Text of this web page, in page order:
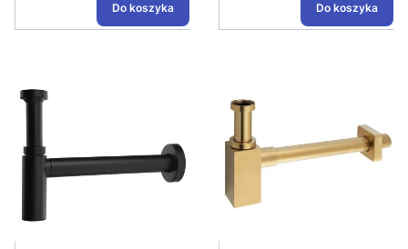
Do koszyka Do koszyka